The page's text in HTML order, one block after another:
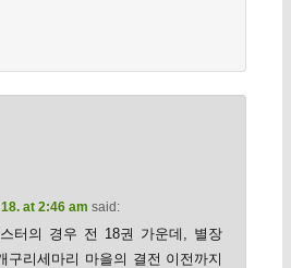
at 2:46 am said:
터의 경우 전 18권 가운데, 별장
구리세마리 마을의 결전 이전까지